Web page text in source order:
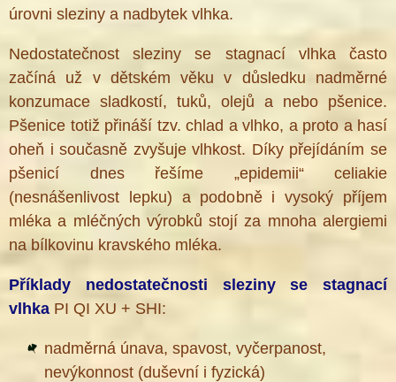
úrovni sleziny a nadbytek vlhka.
Nedostatečnost sleziny se stagnací vlhka často
začíná už v dětském věku v důsledku nadměrné
konzumace sladkostí, tuků, olejů a nebo pšenice.
Pšenice totiž přináší tzv. chlad a vlhko, a proto a hasí
oheň i současně zvyšuje vlhkost. Díky přejídáním se
pšenicí dnes řešíme „epidemii“ celiakie
(nesnášenlivost lepku) a podobně i vysoký příjem
mléka a mléčných výrobků stojí za mnoha alergiemi
na bílkovinu kravského mléka.
Příklady nedostatečnosti sleziny se stagnací
vlhka PI QI XU + SHI:
nadměrná únava, spavost, vyčerpanost,
nevýkonnost (duševní i fyzická)